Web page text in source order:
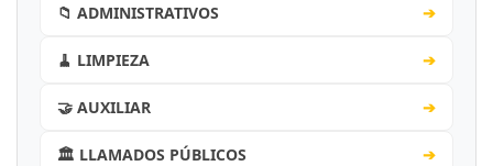
📁 ADMINISTRATIVOS ➔
🧹 LIMPIEZA ➔
🤝 AUXILIAR ➔
🏛️ LLAMADOS PÚBLICOS ➔